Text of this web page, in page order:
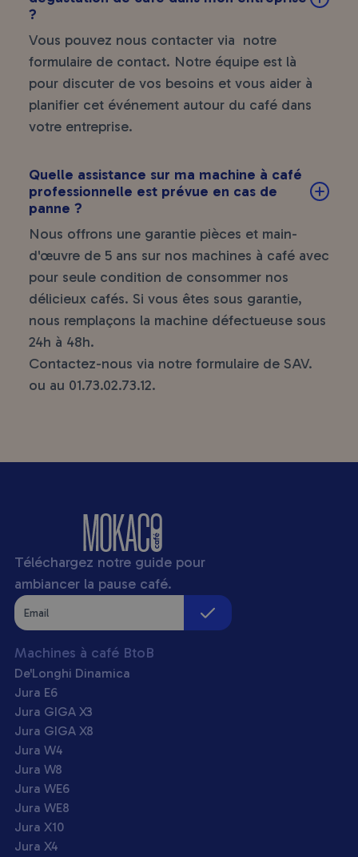
?
Vous pouvez nous contacter via notre
formulaire de contact. Notre équipe est là
pour discuter de vos besoins et vous aider à
planifier cet événement autour du café dans
votre entreprise.
Quelle assistance sur ma machine à café
professionnelle est prévue en cas de
panne ?
Nous offrons une garantie pièces et main-
d'œuvre de 5 ans sur nos machines à café avec
pour seule condition de consommer nos
délicieux cafés. Si vous êtes sous garantie,
nous remplaçons la machine défectueuse sous
24h à 48h.
Contactez-nous via notre formulaire de SAV.
ou au 01.73.02.73.12.
Téléchargez notre guide pour
ambiancer la pause café.
Machines à café BtoB
De'Longhi Dinamica
Jura E6
Jura GIGA X3
Jura GIGA X8
Jura W4
Jura W8
Jura WE6
Jura WE8
Jura X10
Jura X4